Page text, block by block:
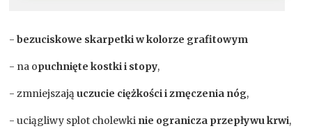
-bezuciskowe skarpetki w kolorze grafitowym
- na opuchnięte kostki i stopy,
- zmniejszają uczucie ciężkości i zmęczenia nóg,
- uciągliwy splot cholewki nie ogranicza przepływu krwi,